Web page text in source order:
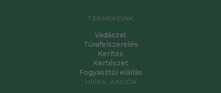
TERMÉKEINK
Vadászat
Túrafelszerelés
Kerítés
Kertészet
Fogyasztói elállás
HÍREK, AKCIÓK